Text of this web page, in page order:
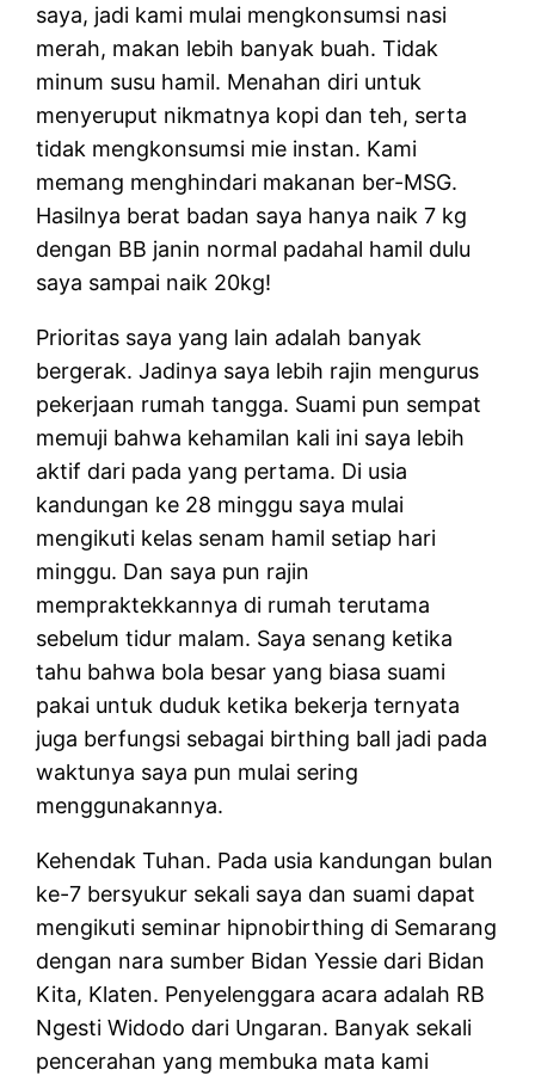
saya, jadi kami mulai mengkonsumsi nasi
merah, makan lebih banyak buah. Tidak
minum susu hamil. Menahan diri untuk
menyeruput nikmatnya kopi dan teh, serta
tidak mengkonsumsi mie instan. Kami
memang menghindari makanan ber-MSG.
Hasilnya berat badan saya hanya naik 7 kg
dengan BB janin normal padahal hamil dulu
saya sampai naik 20kg!
Prioritas saya yang lain adalah banyak
bergerak. Jadinya saya lebih rajin mengurus
pekerjaan rumah tangga. Suami pun sempat
memuji bahwa kehamilan kali ini saya lebih
aktif dari pada yang pertama. Di usia
kandungan ke 28 minggu saya mulai
mengikuti kelas senam hamil setiap hari
minggu. Dan saya pun rajin
mempraktekkannya di rumah terutama
sebelum tidur malam. Saya senang ketika
tahu bahwa bola besar yang biasa suami
pakai untuk duduk ketika bekerja ternyata
juga berfungsi sebagai birthing ball jadi pada
waktunya saya pun mulai sering
menggunakannya.
Kehendak Tuhan. Pada usia kandungan bulan
ke-7 bersyukur sekali saya dan suami dapat
mengikuti seminar hipnobirthing di Semarang
dengan nara sumber Bidan Yessie dari Bidan
Kita, Klaten. Penyelenggara acara adalah RB
Ngesti Widodo dari Ungaran. Banyak sekali
pencerahan yang membuka mata kami